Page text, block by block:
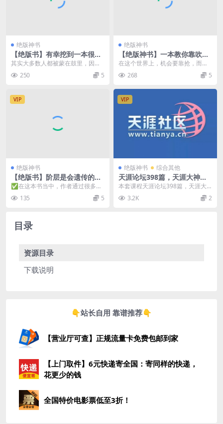
绝版神书
【绝版书】有幸挖到一本很顶
的绝版书
其实大多数人都被蒙在鼓里，因为
真相往往是残酷的，而且真相大部
分人都接受不了，往往...
250 5
绝版神书
【绝版神书】一本教你靠吹牛
逼赚钱的书。
在这个世界上，机会要靠抢，而不
是傻乎乎的努力，先装逼再牛逼才
是王道。
268 5
VIP
绝版神书
【绝版书】阶层是会遗传的，
当财富被垄断，你的孩子有机
会翻身吗？
✅在这本书当中，作者通过很多的
数据化的研究，就会发现父母收入
的高低，受教育程度，...
135 5
VIP
绝版神书 综合其他
天涯论坛398篇，天涯大神贴
合集(电子书/pdf/txt各版本)
本套课程天涯论坛398篇，天涯大
神贴合集，天涯论坛曾经是中国最
大的综合性社区论坛...
3.2K 2
目录
资源目录
下载说明
👇站长自用 靠谱推荐👇
【营业厅可查】正规流量卡免费包邮到家
【上门取件】6元快递寄全国：寄同样的快递，
花更少的钱
全国特价电影票低至3折！